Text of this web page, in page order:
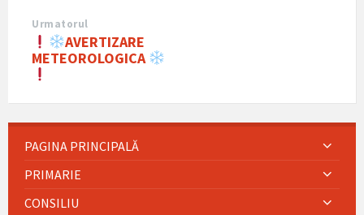
Urmatorul
AVERTIZARE
METEOROLOGICA
PAGINA PRINCIPALĂ
PRIMARIE
CONSILIU